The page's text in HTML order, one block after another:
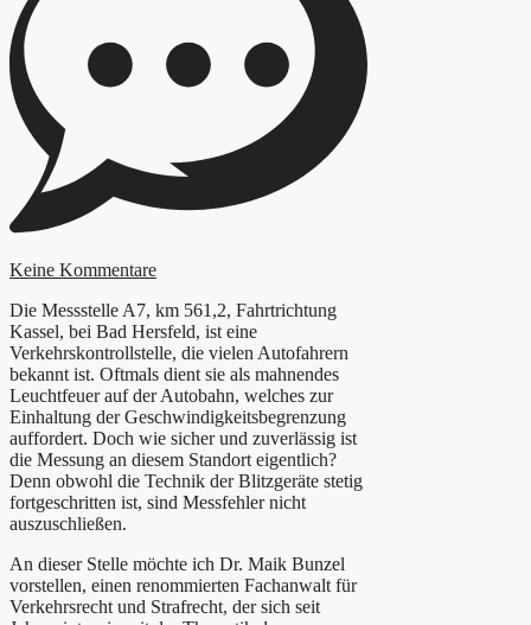
Keine Kommentare
Die Messstelle A7, km 561,2, Fahrtrichtung
Kassel, bei Bad Hersfeld, ist eine
Verkehrskontrollstelle, die vielen Autofahrern
bekannt ist. Oftmals dient sie als mahnendes
Leuchtfeuer auf der Autobahn, welches zur
Einhaltung der Geschwindigkeitsbegrenzung
auffordert. Doch wie sicher und zuverlässig ist
die Messung an diesem Standort eigentlich?
Denn obwohl die Technik der Blitzgeräte stetig
fortgeschritten ist, sind Messfehler nicht
auszuschließen.
An dieser Stelle möchte ich Dr. Maik Bunzel
vorstellen, einen renommierten Fachanwalt für
Verkehrsrecht und Strafrecht, der sich seit